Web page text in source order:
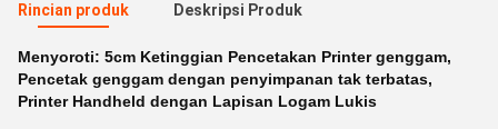
Rincian produk Deskripsi Produk
Menyoroti: 5cm Ketinggian Pencetakan Printer genggam,
Pencetak genggam dengan penyimpanan tak terbatas,
Printer Handheld dengan Lapisan Logam Lukis